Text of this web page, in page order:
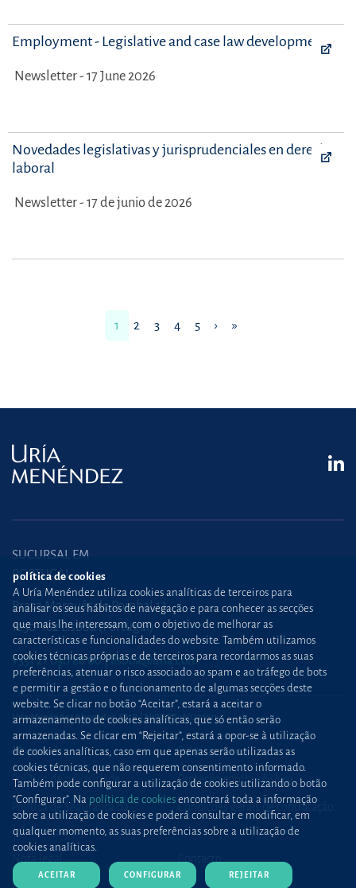
Employment - Legislative and case law developments
Newsletter - 17 June 2026
Novedades legislativas y jurisprudenciales en derecho
laboral
Newsletter - 17 de junio de 2026
1 2 3 4 5 › »
SUCURSAL EM
PORTUGAL
Praça Marquês de Pombal,12
1250-162 Lisboa (Portugal)
+351 21 030 86 00 lisboa@uria.com
Uría Menéndez Abogados, S.L.P. | NIPC PT980226511
Mapa web Política de cookies
Política de privacidade Proteção contraphishing
Política de Segurança da
Informação
Condições gerais de contratação
política de cookies
A Uría Menéndez utiliza cookies analíticas de terceiros para
analisar os seus hábitos de navegação e para conhecer as secções
que mais lhe interessam, com o objetivo de melhorar as
características e funcionalidades do website. Também utilizamos
cookies técnicas próprias e de terceiros para recordarmos as suas
preferências, atenuar o risco associado ao spam e ao tráfego de bots
e permitir a gestão e o funcionamento de algumas secções deste
website. Se clicar no botão “Aceitar”, estará a aceitar o
armazenamento de cookies analíticas, que só então serão
armazenadas. Se clicar em “Rejeitar”, estará a opor-se à utilização
de cookies analíticas, caso em que apenas serão utilizadas as
cookies técnicas, que não requerem consentimento informado.
Também pode configurar a utilização de cookies utilizando o botão
“Configurar”. Na política de cookies encontrará toda a informação
sobre a utilização de cookies e poderá consultar e modificar, em
qualquer momento, as suas preferências sobre a utilização de
cookies analíticas.
ACEITAR CONFIGURAR REJEITAR